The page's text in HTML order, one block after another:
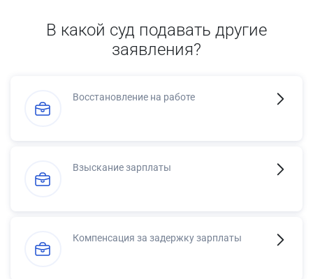
В какой суд подавать другие
заявления?
Восстановление на работе
Взыскание зарплаты
Компенсация за задержку зарплаты